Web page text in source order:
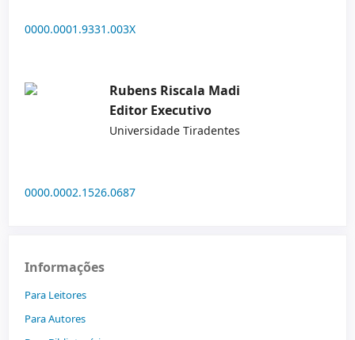
0000.0001.9331.003X
Rubens Riscala Madi
Editor Executivo
Universidade Tiradentes
0000.0002.1526.0687
Informações
Para Leitores
Para Autores